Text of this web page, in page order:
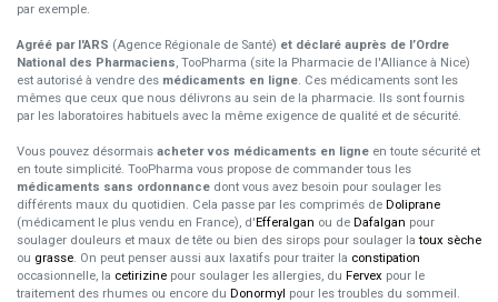
par exemple.
Agréé par l'ARS (Agence Régionale de Santé) et déclaré auprès de l’Ordre
National des Pharmaciens, TooPharma (site la Pharmacie de l'Alliance à Nice)
est autorisé à vendre des médicaments en ligne. Ces médicaments sont les
mêmes que ceux que nous délivrons au sein de la pharmacie. Ils sont fournis
par les laboratoires habituels avec la même exigence de qualité et de sécurité.
Vous pouvez désormais acheter vos médicaments en ligne en toute sécurité et
en toute simplicité. TooPharma vous propose de commander tous les
médicaments sans ordonnance dont vous avez besoin pour soulager les
différents maux du quotidien. Cela passe par les comprimés de Doliprane
(médicament le plus vendu en France), d'Efferalgan ou de Dafalgan pour
soulager douleurs et maux de tête ou bien des sirops pour soulager latoux sèche
ou grasse. On peut penser aussi aux laxatifs pour traiter la constipation
occasionnelle, la cetirizine pour soulager les allergies, du Fervex pour le
traitement des rhumes ou encore du Donormyl pour les troubles du sommeil.